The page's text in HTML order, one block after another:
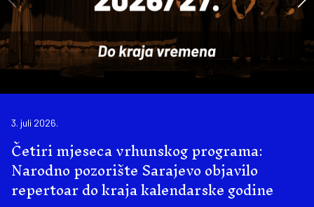
3. juli 2026.
Četiri mjeseca vrhunskog programa:
Narodno pozorište Sarajevo objavilo
repertoar do kraja kalendarske godine